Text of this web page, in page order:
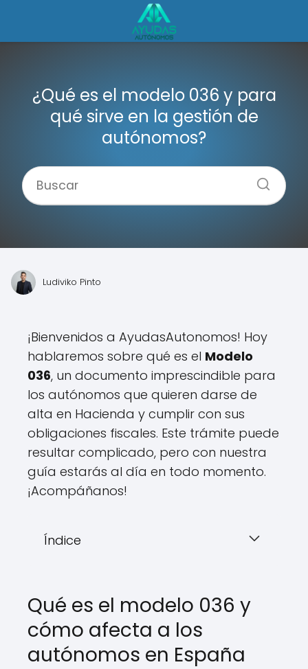
¿Qué es el modelo 036 y para
qué sirve en la gestión de
autónomos?
Ludiviko Pinto
¡Bienvenidos a AyudasAutonomos! Hoy
hablaremos sobre qué es el Modelo
036, un documento imprescindible para
los autónomos que quieren darse de
alta en Hacienda y cumplir con sus
obligaciones fiscales. Este trámite puede
resultar complicado, pero con nuestra
guía estarás al día en todo momento.
¡Acompáñanos!
Índice
Qué es el modelo 036 y
cómo afecta a los
autónomos en España